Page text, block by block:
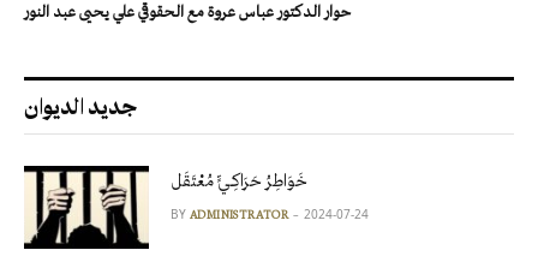
حوار الدكتور عباس عروة مع الحقوقي علي يحيى عبد النور
جديد الديوان
خَوَاطِرُ حَرَاكِـيٍّ مُعْتَقَل
BY ADMINISTRATOR 2024-07-24